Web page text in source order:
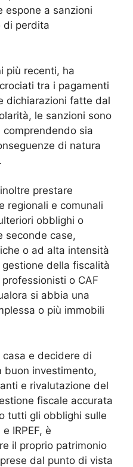
espone a sanzioni
di perdita
più recenti, ha
tra i pagamenti
dichiarazioni fatte dal
le sanzioni sono
sia
di natura
prestare
regionali e comunali
obblighi o
seconde case,
o ad alta intensità
della fiscalità
o CAF
si abbia una
o più immobili
e decidere di
buon investimento,
e rivalutazione del
fiscale accurata
tutti gli obblighi sulle
e IRPEF, è
il proprio patrimonio
dal punto di vista